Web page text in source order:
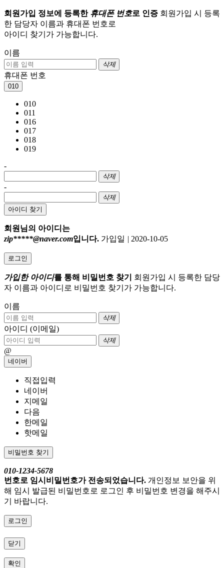
회원가입 정보에 등록한 휴대폰 번호로 인증 회원가입 시 등록
한 담당자 이름과 휴대폰 번호로
아이디 찾기가 가능합니다.
이름
삭제
휴대폰 번호
010
010
011
016
017
018
019
-
삭제
-
삭제
아이디 찾기
회원님의 아이디는
zip*****@naver.com입니다. 가입일 | 2020-10-05
로그인
가입한 아이디를 통해 비밀번호 찾기
회원가입 시 등록한 담당
자 이름과 아이디로 비밀번호 찾기가 가능합니다.
이름
삭제
아이디 (이메일)
삭제
@
네이버
직접입력
네이버
지메일
다음
한메일
핫메일
비밀번호 찾기
010-1234-5678
번호로 임시비밀번호가 전송되었습니다. 개인정보 보안을 위
해 임시 발급된 비밀번호로 로그인 후 비밀번호 변경을 해주시
기 바랍니다.
로그인
닫기
확인